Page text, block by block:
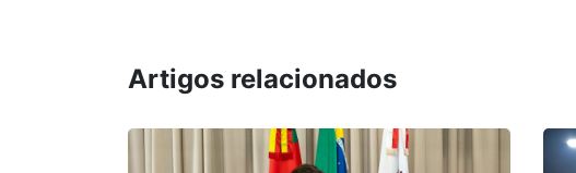
Artigos relacionados